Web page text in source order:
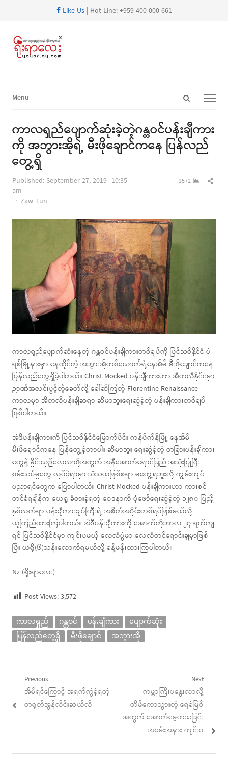
Like Us| Hot Line: +959 400 000 661
Open
Menu
Menu
ကာလရှည်ပျောက်ဆုံးခဲ့တဲ့ဂန္တဝင်ပန်းချီကား
ကို အဘွားအိုရဲ့ မီးဖိုချောင်ကနေ ပြန်လည်
တွေ့ရှိ
Published: September 27, 2019 10:35
am
Author
Zaw Tun
3572
ကာလရှည်ပျောက်ဆုံးနေတဲ့ ဂန္တဝင်ပန်းချီကားတစ်ချပ်ကို ပြင်သစ်နိုင်ငံ ပဲ
ရစ်မြို့နားမှာ နေထိုင်တဲ့ အဘွားအိုတစ်ယောက်ရဲ့နေအိမ် မီးဖိုချောင်ကနေ
ပြန်လည်တွေ့ရှိခဲ့ပါတယ်။ Christ Mocked ပန်းချီကားဟာ အီတလီနိုင်ငံမှာ
ဉာဏ်အလင်းပွင့်တဲ့ခေတ်လို့ ခေါ်ဆိုကြတဲ့ Florentine Renaissance
ကာလမှာ အီတလီပန်းချီဆရာ ဆီမာဘူးရေးဆွဲခဲ့တဲ့ ပန်းချီကားတစ်ချပ်
ဖြစ်ပါတယ်။
အဲဒီပန်းချီကားကို ပြင်သစ်နိုင်ငံမြောက်ပိုင်း ကန်ပိုက်နီမြို့ နေအိမ်
မီးဖိုချောင်ကနေ ပြန်တွေ့ခဲ့တာပါ။ ဆီမာဘူး ရေးဆွဲခဲ့တဲ့ တခြားပန်းချီကား
တွေနဲ့ နှိုင်းယှဉ်လေ့လာဖို့အတွက် အနီအောက်ရောင်ခြည် အသုံးပြုပြီး
စမ်းသပ်မှုတွေ လုပ်ခဲ့ရာမှာ သံသယဖြစ်စရာ မတွေ့ရဘူးလို့ ကျွမ်းကျင်
ပညာရှင်တွေက ပြောပါတယ်။ Christ Mocked ပန်းချီကားဟာ ကားစင်
တင်ခံရချိန်က ယေရှု ခံစားခဲ့ရတဲ့ ဝေဒနာကို ပုံဖော်ရေးဆွဲခဲ့တဲ့ ၁၂၈၀ ပြည့်
နှစ်လက်ရာ ပန်းချီကားချပ်ကြီးရဲ့ အစိတ်အပိုင်းတစ်ရပ်ဖြစ်မယ်လို့
ယုံကြည်ထားကြပါတယ်။ အဲဒီပန်းချီကားကို အောက်တိုဘာလ ၂၇ ရက်ကျ
ရင် ပြင်သစ်နိုင်ငံမှာ ကျင်းပမယ့် လေလံပွဲမှာ လေလံတင်ရောင်းချမှာဖြစ်
ပြီး ယူရို(၆)သန်းလောက်ရမယ်လို့ ခန့်မှန်းထားကြပါတယ်။
Nz (ရိုးရာလေး)
Post Views:3,572
ကာလရှည် ဂန္တဝင် ပန်းချီကား
ပျောက်ဆုံး
ပြန်လည်တွေ့ရှိ
မီးဖိုချောင် အဘွားအို
Post
navigation
Previous
Previous
post:
အိမ်ရှင်ကြောင့် အရှက်ကွဲခဲ့ရတဲ့
တရုတ်အွန်လိုင်းဆယ်လီ
Next
Next
post:
ကမ္ဘာကြီးပူနွေးလာလို့
တိမ်ကောသွားတဲ့ ရေခဲမြစ်
အတွက် အောက်မေ့တသခြင်း
အခမ်းအနား ကျင်းပ